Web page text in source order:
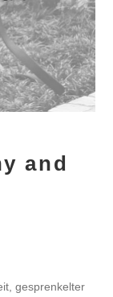
and
gesprenkelter